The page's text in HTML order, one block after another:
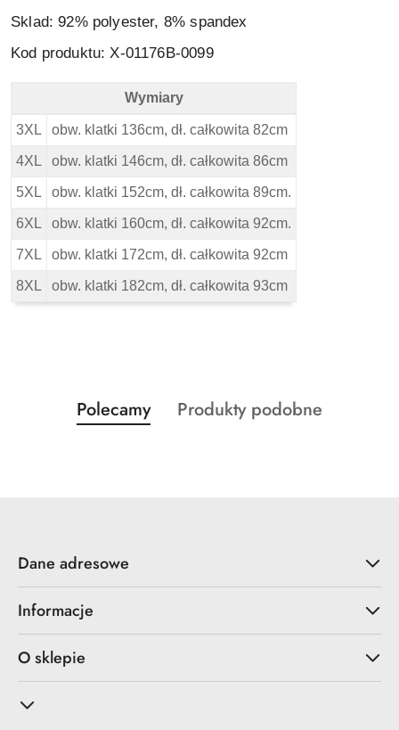
Sklad: 92% polyester, 8% spandex
Kod produktu: X-01176B-0099
North 56 4 Polo - cool effect - Czarna - Wymiary
Wymiary
3XL obw. klatki 136cm, dł. całkowita 82cm
4XL obw. klatki 146cm, dł. całkowita 86cm
5XL obw. klatki 152cm, dł. całkowita 89cm.
6XL obw. klatki 160cm, dł. całkowita 92cm.
7XL obw. klatki 172cm, dł. całkowita 92cm
8XL obw. klatki 182cm, dł. całkowita 93cm
Pomiń karuzelę produktów
Produkty
o
Polecamy
Produkty
Produkty podobne
Dane adresowe
Informacje
O sklepie